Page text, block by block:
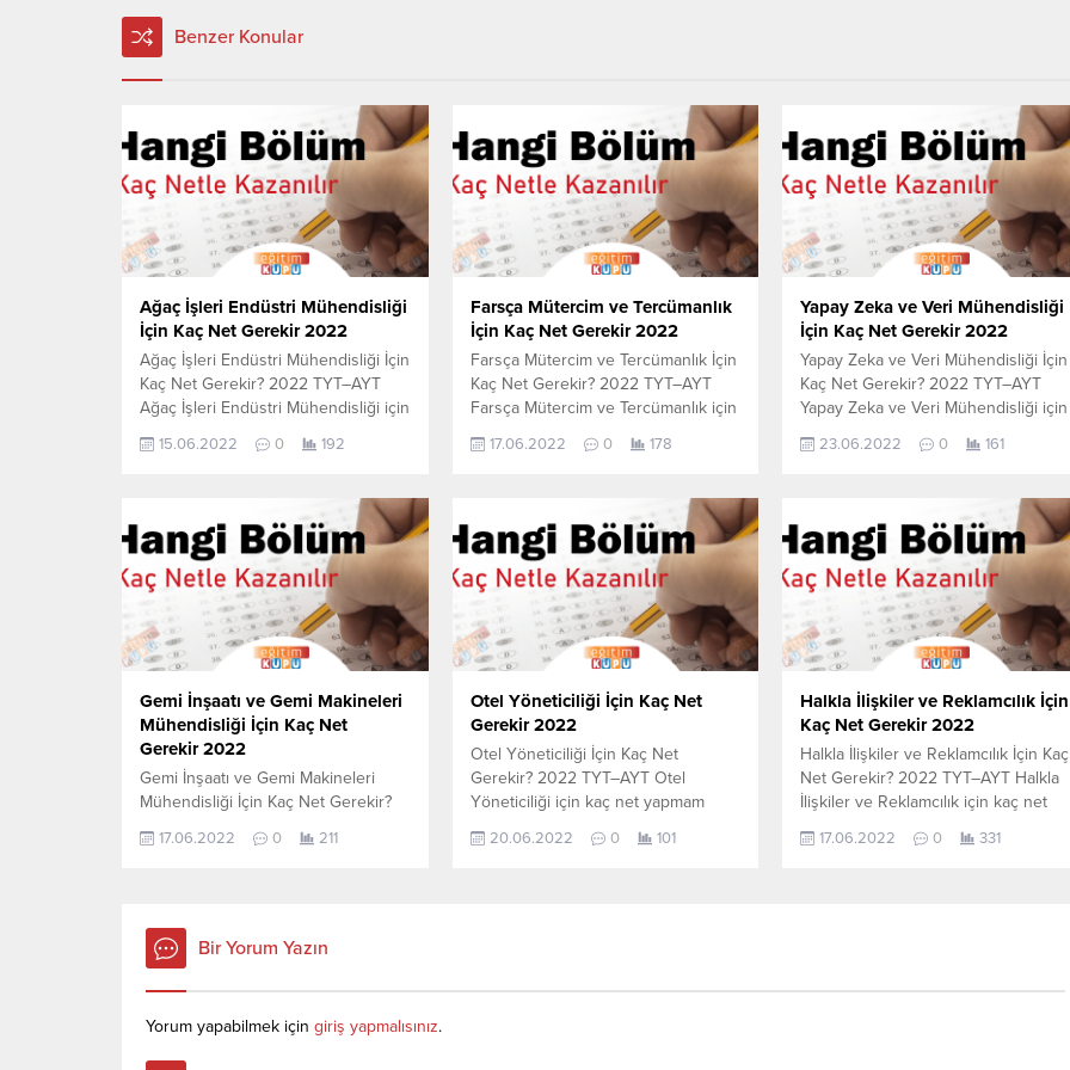
Benzer Konular
Ağaç İşleri Endüstri Mühendisliği
İçin Kaç Net Gerekir 2022
Ağaç İşleri Endüstri Mühendisliği İçin
Kaç Net Gerekir? 2022 TYT–AYT
Ağaç İşleri Endüstri Mühendisliği için
kaç net yapmam gerekir sorusunun
cevabını aşağıdan öğrenebilirsiniz.
en son yerleşen öğrencilerin yapmış
olduğu netlerdir. YÖKATLAS YKS-
TYT Net Sihirbazı, YKS-TYT Net
Sihirbazı. Sayfamızdaki verilerin
tamamı YÖK tarafından yayınlanmış
olan en son güncel...
15.06.2022 0 192
Farsça Mütercim ve Tercümanlık
İçin Kaç Net Gerekir 2022
Farsça Mütercim ve Tercümanlık İçin
Kaç Net Gerekir? 2022 TYT–AYT
Farsça Mütercim ve Tercümanlık için
kaç net yapmam gerekir sorusunun
cevabını aşağıdan öğrenebilirsiniz.
en son yerleşen öğrencilerin yapmış
olduğu netlerdir. YÖKATLAS YKS-
TYT Net Sihirbazı, YKS-TYT Net
Sihirbazı. Sayfamızdaki verilerin
tamamı YÖK tarafından yayınlanmış
olan en son güncel...
17.06.2022 0 178
Yapay Zeka ve Veri Mühendisliği
İçin Kaç Net Gerekir 2022
Yapay Zeka ve Veri Mühendisliği İçin
Kaç Net Gerekir? 2022 TYT–AYT
Yapay Zeka ve Veri Mühendisliği için
kaç net yapmam gerekir sorusunun
cevabını aşağıdan öğrenebilirsiniz.
en son yerleşen öğrencilerin yapmış
olduğu netlerdir. YÖKATLAS YKS-
TYT Net Sihirbazı, YKS-TYT Net
Sihirbazı. Sayfamızdaki verilerin
tamamı YÖK tarafından yayınlanmış
olan en...
23.06.2022 0 161
Gemi İnşaatı ve Gemi Makineleri
Mühendisliği İçin Kaç Net
Gerekir 2022
Gemi İnşaatı ve Gemi Makineleri
Mühendisliği İçin Kaç Net Gerekir?
Gemi Makineleri Mühendisliği için
en son yerleşen öğrencilerin yapmış
olduğu netlerdir. YÖKATLAS YKS-
TYT Net Sihirbazı, YKS-TYT Net
Sihirbazı. Sayfamızdaki verilerin
tamamı YÖK tarafından...
17.06.2022 0 211
Otel Yöneticiliği İçin Kaç Net
Gerekir 2022
Otel Yöneticiliği İçin Kaç Net
Gerekir? 2022 TYT–AYT Otel
Yöneticiliği için kaç net yapmam
aşağıdan öğrenebilirsiniz. Bu veriler
YÖK tarafından yayınlanmış olan en
20.06.2022 0 101
Halkla İlişkiler ve Reklamcılık İçin
Kaç Net Gerekir 2022
Halkla İlişkiler ve Reklamcılık İçin Kaç
Net Gerekir? 2022 TYT–AYT Halkla
İlişkiler ve Reklamcılık için kaç net
aşağıdan öğrenebilirsiniz. Bu veriler
YÖK tarafından yayınlanmış olan en
17.06.2022 0 331
Bir Yorum Yazın
Yorum yapabilmek için giriş yapmalısınız.